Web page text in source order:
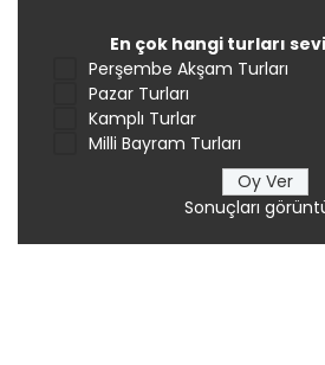
En çok hangi turları
Perşembe Akşam Turları
Pazar Turları
Kamplı Turlar
Milli Bayram Turları
Sonuçları